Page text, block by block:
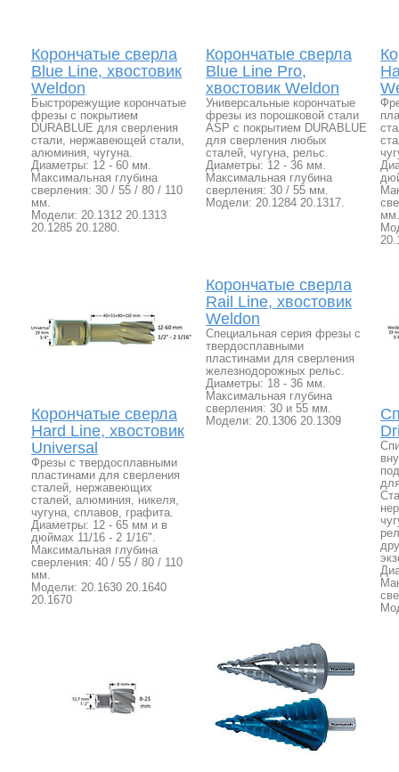
Корончатые сверла
Blue Line, хвостовик
Weldon
Быстрорежущие корончатые
фрезы с покрытием
DURABLUE для сверления
стали, нержавеющей стали,
алюминия, чугуна.
Диаметры: 12 - 60 мм.
Максимальная глубина
сверления: 30 / 55 / 80 / 110
мм.
Модели: 20.1312 20.1313
20.1285 20.1280.
Корончатые сверла
Blue Line Pro,
хвостовик Weldon
Универсальные корончатые
фрезы из порошковой стали
ASP с покрытием DURABLUE
для сверления любых
сталей, чугуна, рельс.
Диаметры: 12 - 36 мм.
Максимальная глубина
сверления: 30 / 55 мм.
Модели: 20.1284 20.1317.
мм.
Корончатые сверла
Hard Line, хвостовик
Universal
Фрезы с твердосплавными
пластинами для сверления
сталей, нержавеющих
сталей, алюминия, никеля,
чугуна, сплавов, графита.
Диаметры: 12 - 65 мм и в
дюймах 11/16 - 2 1/16".
Максимальная глубина
сверления: 40 / 55 / 80 / 110
мм.
Модели: 20.1630 20.1640
20.1670
Корончатые сверла
Rail Line, хвостовик
Weldon
Специальная серия фрезы с
твердосплавными
пластинами для сверления
железнодорожных рельс.
Диаметры: 18 - 36 мм.
Максимальная глубина
сверления: 30 и 55 мм.
Модели: 20.1306 20.1309